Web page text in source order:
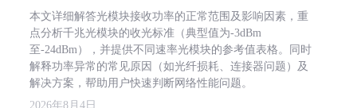
本文详细解答光模块接收功率的正常范围及影响因素，重
点分析千兆光模块的收光标准（典型值为-3dBm
至-24dBm），并提供不同速率光模块的参考值表格。同时
解释功率异常的常见原因（如光纤损耗、连接器问题）及
解决方案，帮助用户快速判断网络性能问题。
2026年8月4日